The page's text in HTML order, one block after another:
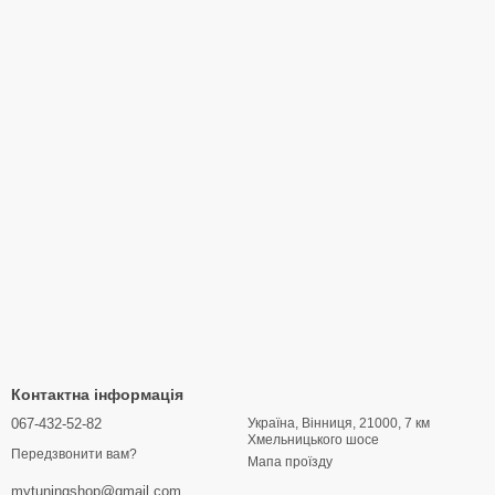
Контактна інформація
067-432-52-82
Передзвонити вам?
mytuningshop@gmail.com
Україна, Вінниця, 21000, 7 км
Хмельницького шосе
Мапа проїзду